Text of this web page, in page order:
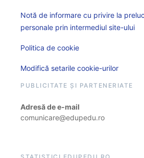
Notă de informare cu privire la
personale prin intermediul site-ului
Politica de cookie
Modifică setarile cookie-urilor
PUBLICITATE ȘI PARTENERIATE
Adresă de e-mail
comunicare@edupedu.ro